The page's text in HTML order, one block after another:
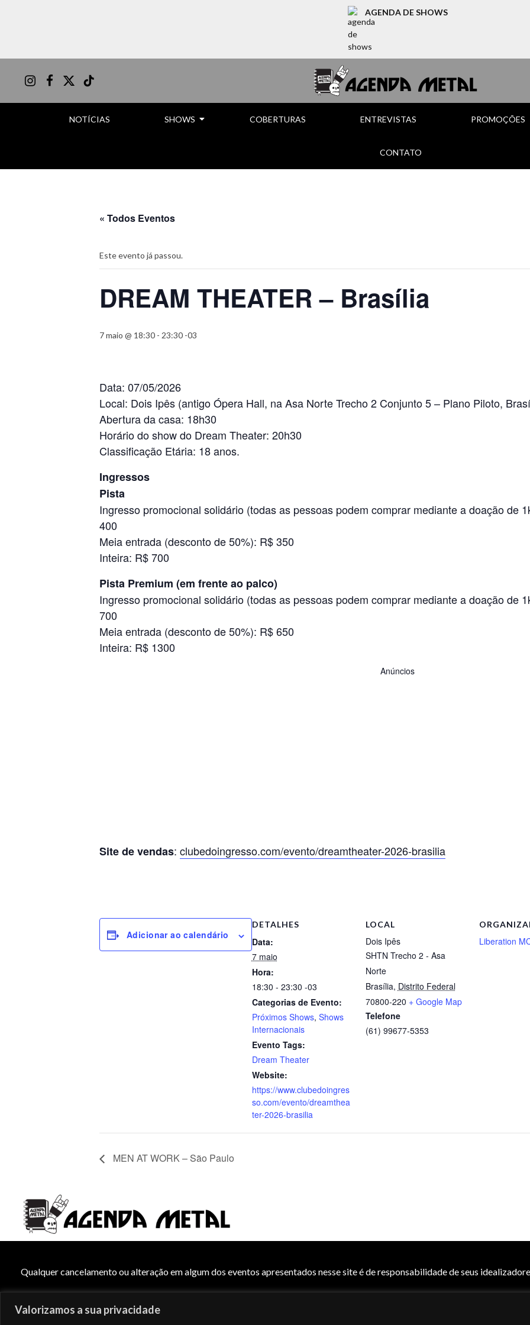
Valorizamos a sua privacidade
AGENDA DE SHOWS
InstagramFacebook
X
TikTok
NOTÍCIAS SHOWS COBERTURAS ENTREVISTAS PROMOÇÕES
CONTATO
« Todos Eventos
Este evento já passou.
DREAM THEATER – Brasília
7 maio @ 18:30 - 23:30 -03
Data: 07/05/2026
Local: Dois Ipês (antigo Ópera Hall, na Asa Norte Trecho 2 Conjunto 5 – Plano Piloto,
Abertura da casa: 18h30
Horário do show do Dream Theater: 20h30
Classificação Etária: 18 anos.
Ingressos
Pista
Ingresso promocional solidário (todas as pessoas podem comprar mediante a doação de
400
Meia entrada (desconto de 50%): R$ 350
Inteira: R$ 700
Pista Premium (em frente ao palco)
Ingresso promocional solidário (todas as pessoas podem comprar mediante a doação de
700
Meia entrada (desconto de 50%): R$ 650
Inteira: R$ 1300
Anúncios
Site de vendas: clubedoingresso.com/evento/dreamtheater-2026-brasilia
Adicionar ao calendário
DETALHES
Data:
7 maio
Hora:
18:30 - 23:30 -03
Categorias de Evento:
Próximos Shows, Shows
Internacionais
Evento Tags:
Dream Theater
Website:
https://www.clubedoingres
so.com/evento/dreamthea
ter-2026-brasilia
LOCAL
Dois Ipês
SHTN Trecho 2 - Asa
Norte
Brasília, Distrito Federal
70800-220 + Google Map
Telefone
(61) 99677-5353
Liberation
MEN AT WORK – São Paulo
Qualquer cancelamento ou alteração em algum dos eventos apresentados nesse site é de responsabilidade de seus